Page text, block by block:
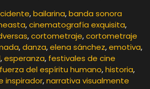
,bailarina,banda sonora
,cinematografía exquisita,
,cortometraje,cortometraje
,danza,elena sánchez,emotiva,
,esperanza, festivales de cine
fuerza del espíritu humano,historia,
inspirador,narrativa visualmente